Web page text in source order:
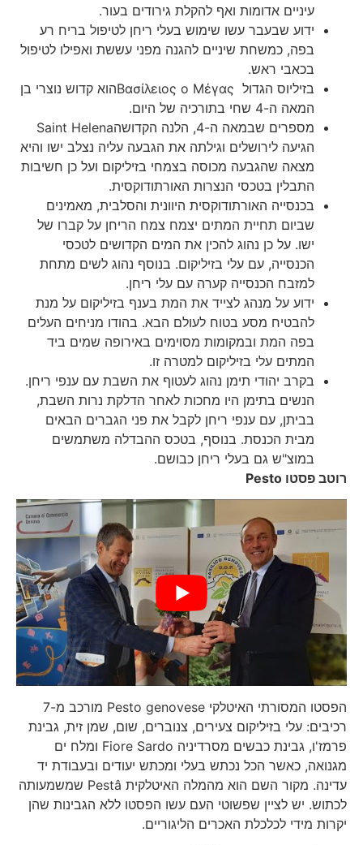
עיניים אדומות ואף להקלת גירודים בעור.
ידוע שבעבר עשו שימוש בעלי ריחן לטיפול בריח רע
בפה, כמשחת שיניים להגנה מפני עששת ואפילו לטיפול
בכאבי ראש.
בזיליוס הגדול Βασίλειος ο Μέγαςהוא קדוש נוצרי בן
המאה ה-4 שחי בתורכיה של היום.
מספרים שבמאה ה-4, הלנה הקדושהSaint Helena
הגיעה לירושלים וגילתה את הגבעה עליה נצלב ישו והיא
מצאה שהגבעה מכוסה בצמחי בזיליקום ועל כן חשיבות
התבלין בטכסי הנצרות האורתודוקסית.
בכנסייה האורתודוקסית היוונית והסלבית, מאמינים
שביום תחיית המתים יצמח צמח הריחן על קברו של
ישו. על כן נהוג להכין את המים הקדושים לטכסי
הכנסייה, עם עלי בזיליקום. בנוסף נהוג לשים מתחת
למזבח הכנסייה קערה עם עלי ריחן.
ידוע על מנהג לצייד את המת בענף בזיליקום על מנת
להבטיח מסע בטוח לעולם הבא. בהודו מניחים העלים
בפה המת ובמקומות מסוימים באירופה שמים ביד
המתים עלי בזיליקום למטרה זו.
בקרב יהודי תימן נהוג לעטוף את השבת עם ענפי ריחן.
הנשים בתימן היו מחכות לאחר הדלקת נרות השבת,
בביתן, עם ענפי ריחן לקבל את פני הגברים הבאים
מבית הכנסת. בנוסף, בטכס ההבדלה משתמשים
במוצ"ש גם בעלי ריחן כבושם.
רוטב פסטוPesto
הפסטו המסורתי האיטלקי Pesto genovese מורכב מ-7
רכיבים: עלי בזיליקום צעירים, צנוברים, שום, שמן זית, גבינת
פרמז'ו, גבינת כבשים מסרדיניה Fiore Sardo ומלח ים
מגנואה, כאשר הכל נכתש בעלי ומכתש יעודים ובעבודת יד
עדינה. מקור השם הוא מהמלה האיטלקית Pestâ שמשמעותה
לכתוש. יש לציין שפשוטי העם עשו הפסטו ללא הגבינות שהן
יקרות מידי לכלכלת האכרים הליגוריים.